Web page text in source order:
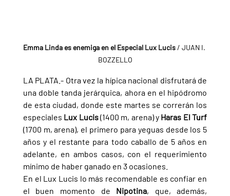
Emma Linda es enemiga en el Especial Lux Lucis / JUAN I.
BOZZELLO
LA PLATA.- Otra vez la hípica nacional disfrutará de
una doble tanda jerárquica, ahora en el hipódromo
de esta ciudad, donde este martes se correrán los
especiales Lux Lucis (1400 m, arena) y
(1700 m, arena), el primero para yeguas desde los 5
años y el restante para todo caballo de 5 años en
adelante, en ambos casos, con el requerimiento
mínimo de haber ganado en 3 ocasiones.
En el Lux Lucis lo más recomendable es confiar en
el buen momento de Nipotina, que, además,